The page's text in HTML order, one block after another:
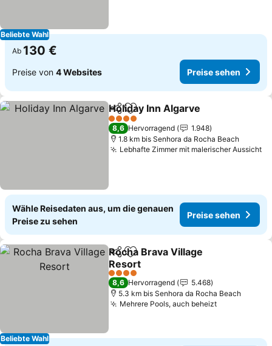
Beliebte Wahl
Ab 130 €
Preise von 4 Websites Preise sehen
TeilenZu Favoriten hinzufügen
Holiday Inn Algarve
4 Sterne
8,6 Hervorragend
1.948
1.8 km bis Senhora da Rocha Beach
Lebhafte Zimmer mit malerischer Aussicht
Wähle Reisedaten aus, um die genauen
Preise zu sehen
Preise sehen
Beliebte Wahl
TeilenZu Favoriten hinzufügen
Rocha Brava Village
Resort
Preise sehen
4 Sterne
8,6 Hervorragend
5.468
5.3 km bis Senhora da Rocha Beach
Mehrere Pools, auch beheiztPreise